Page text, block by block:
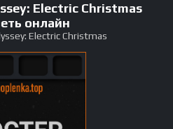
Electric Christmas
онлайн
Electric Christmas